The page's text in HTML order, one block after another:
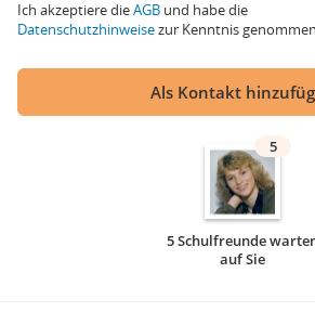
Ich akzeptiere dieAGB und habe die
Datenschutzhinweisezur Kenntnis
Als Kontakt
5
5 Schulfreunde
auf Sie